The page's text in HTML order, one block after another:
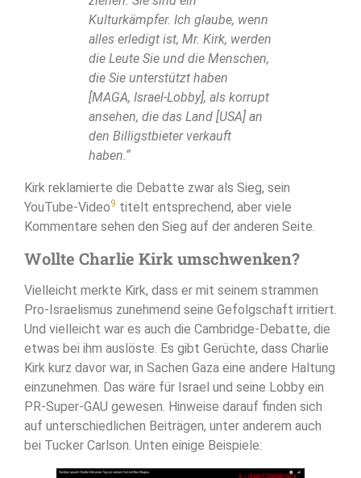
Kulturkämpfer. Ich glaube, wenn
alles erledigt ist, Mr. Kirk, werden
die Leute Sie und die Menschen,
die Sie unterstützt haben
[MAGA, Israel-Lobby], als korrupt
ansehen, die das Land [USA] an
den Billigstbieter verkauft
haben.“
Kirk reklamierte die Debatte zwar als Sieg, sein
YouTube-Video9 titelt entsprechend, aber viele
Kommentare sehen den Sieg auf der anderen Seite.
Wollte Charlie Kirk umschwenken?
Vielleicht merkte Kirk, dass er mit seinem strammen
Pro-Israelismus zunehmend seine Gefolgschaft irritiert.
Und vielleicht war es auch die Cambridge-Debatte, die
etwas bei ihm auslöste. Es gibt Gerüchte, dass Charlie
Kirk kurz davor war, in Sachen Gaza eine andere Haltung
einzunehmen. Das wäre für Israel und seine Lobby ein
PR-Super-GAU gewesen. Hinweise darauf finden sich
auf unterschiedlichen Beiträgen, unter anderem auch
bei Tucker Carlson. Unten einige Beispiele: